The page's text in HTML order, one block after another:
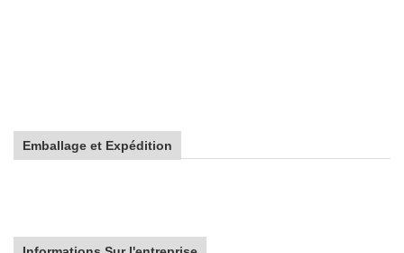
Emballage et Expédition